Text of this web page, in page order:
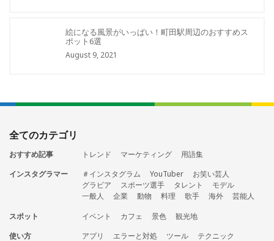
絵になる風景がいっぱい！町田駅周辺のおすすめス
ポット6選
August 9, 2021
全てのカテゴリ
おすすめ記事 トレンド マーケティング
用語集
インスタグラマー
＃インスタグラム YouTuber
お笑い芸人
グラビア
スポーツ選手 タレント
モデル
一般人
企業 動物 料理 歌手 海外
芸能人
スポット
イベント カフェ 景色
観光地
使い方
アプリ エラーと対処 ツール テクニック